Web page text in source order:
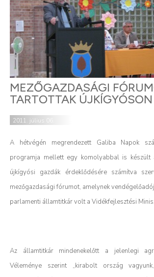
MEZŐGAZDASÁGI
TARTOTTAK ÚJKÍGYÓSON
2011. július 06.
A hétvégén megrendezett Galiba Napok
programja mellett egy komolyabbal is készült
újkígyósi gazdák érdeklődésére számítva
mezőgazdasági fórumot, amelynek
parlamenti államtitkár volt a Vidékfejlesztési
Az államtitkár mindenekelőtt a jelenlegi
Véleménye szerint „kirabolt ország